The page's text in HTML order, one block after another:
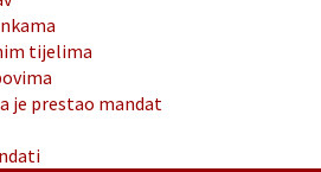
tijelima
je prestao mandat